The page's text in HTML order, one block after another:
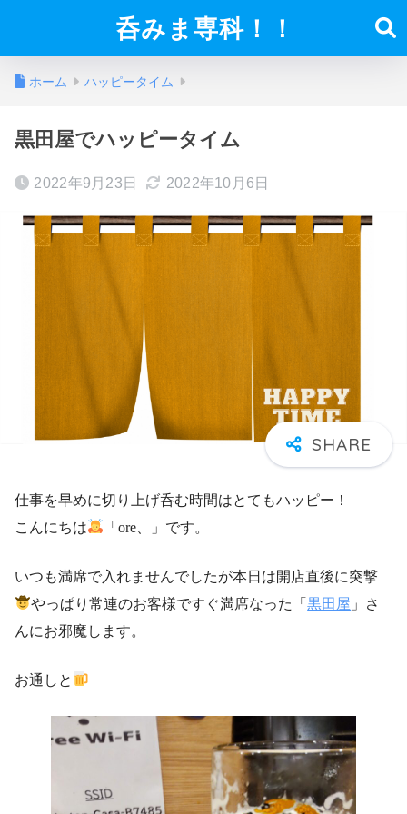
呑みま専科！！
ホーム ハッピータイム
黒田屋でハッピータイム
2022年9月23日 2022年10月6日
仕事を早めに切り上げ呑む時間はとてもハッピー！
こんにちは
「ore、」です。
いつも満席で入れませんでしたが本日は開店直後に突撃
やっぱり常連のお客様ですぐ満席なった「黒田屋 」さ
んにお邪魔します。
お通しと